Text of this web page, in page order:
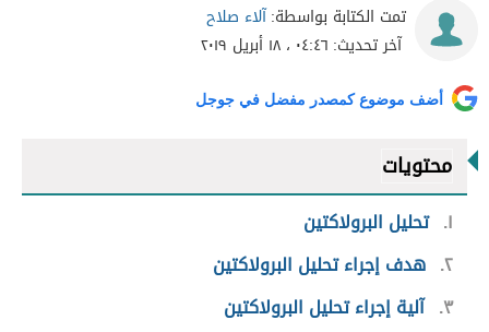
تمت الكتابة بواسطة:آلاء صلاح
آخر تحديث: ٠٤:٤٦ ، ١٨ أبريل ٢٠١٩
أضف موضوع كمصدر مفضل في جوجل
محتويات
١ تحليل البرولاكتين
٢ هدف إجراء تحليل البرولاكتين
٣ آلية إجراء تحليل البرولاكتين